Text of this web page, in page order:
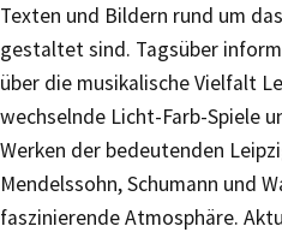
Texten und Bildern rund um
gestaltet sind. Tagsüber
über die musikalische Vielfalt
wechselnde Licht-Farb-Spiele
Werken der bedeutenden
Mendelssohn, Schumann und
faszinierende Atmosphäre.